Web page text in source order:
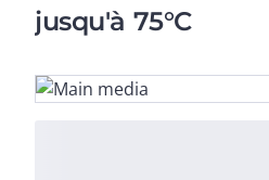
jusqu'à 75°C